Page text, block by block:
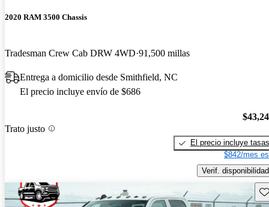
2020 RAM 3500 Chassis
Tradesman Crew Cab DRW 4WD 91,500 millas
Entrega a domicilio desde Smithfield, NC
El precio incluye envío de $686
Trato justo
El precio incluye tasas
$842/mes
Verif. disponibilidad